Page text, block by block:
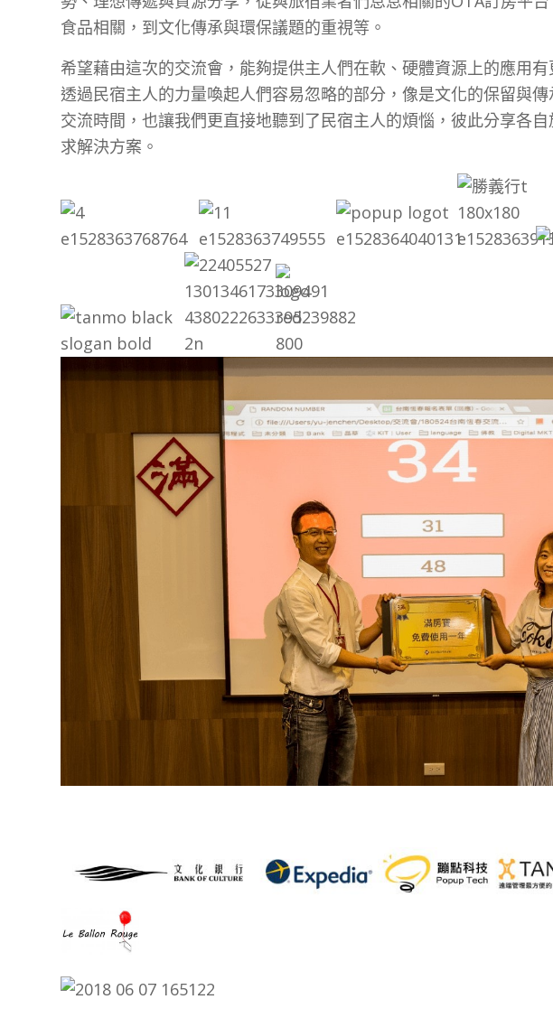
食品相關，到文化傳承與環保議題的重視等。
希望藉由這次的交流會，能夠提供主人們在軟、硬體資源上的應用
透過民宿主人的力量喚起人們容易忽略的部分，像是文化的保留與
交流時間，也讓我們更直接地聽到了民宿主人的煩惱，彼此分享各
求解決方案。